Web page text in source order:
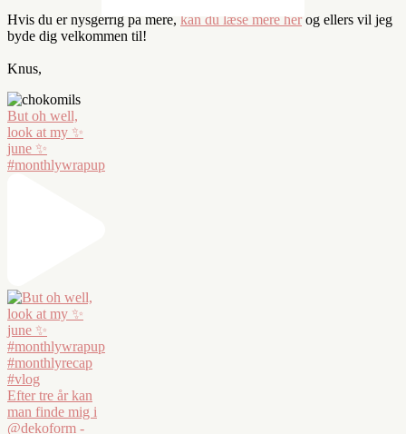
Hvis du er nysgerrig på mere, kan du læse mere herog ellers vil jeg
byde dig velkommen til!
Knus,
But oh well,
look at my ✨
june ✨
#monthlywrapup
Efter tre år kan
man finde mig i
@dekoform -